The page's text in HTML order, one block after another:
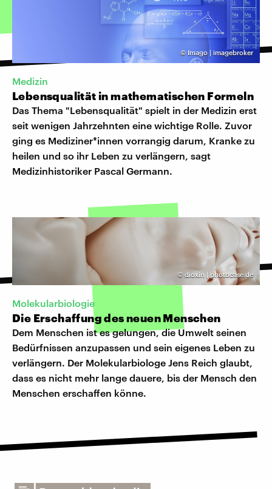
© Imago | imagebroker
Medizin
Lebensqualität in mathematischen Formeln
Das Thema "Lebensqualität" spielt in der Medizin erst
seit wenigen Jahrzehnten eine wichtige Rolle. Zuvor
ging es Mediziner*innen vorrangig darum, Kranke zu
heilen und so ihr Leben zu verlängern, sagt
Medizinhistoriker Pascal Germann.
© dioxin | photocase.de
Molekularbiologie
Die Erschaffung des neuen Menschen
Dem Menschen ist es gelungen, die Umwelt seinen
Bedürfnissen anzupassen und sein eigenes Leben zu
verlängern. Der Molekularbiologe Jens Reich glaubt,
dass es nicht mehr lange dauere, bis der Mensch den
Menschen erschaffen könne.